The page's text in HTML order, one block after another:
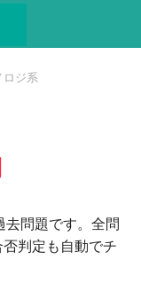
ロジ系
去問題です。全問
判定も自動でチ